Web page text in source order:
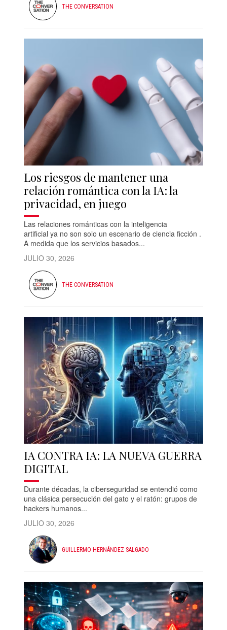
THE CONVERSATION
Los riesgos de mantener una
relación romántica con la IA: la
privacidad, en juego
Las relaciones románticas con la inteligencia
artificial ya no son solo un escenario de ciencia ficción .
A medida que los servicios basados...
JULIO 30, 2026
THE CONVERSATION
IA CONTRA IA: LA NUEVA GUERRA
DIGITAL
Durante décadas, la ciberseguridad se entendió como
una clásica persecución del gato y el ratón: grupos de
hackers humanos...
JULIO 30, 2026
GUILLERMO HERNÁNDEZ SALGADO